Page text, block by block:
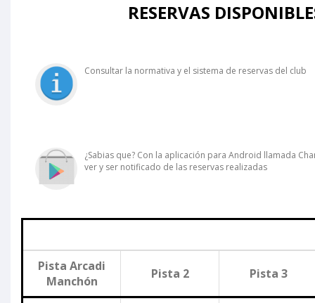
RESERVAS
Consultar la normativa y el sistema de reservas del club
¿Sabias que? Con la aplicación para Android llamada
ver y ser notificado de las reservas realizadas
Pista Arcadi
Manchón
Pista 2 Pista 3